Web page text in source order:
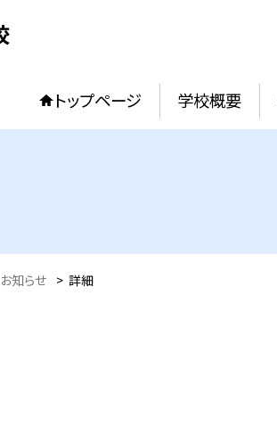
トップページ 学校概要
お知らせ > 詳細